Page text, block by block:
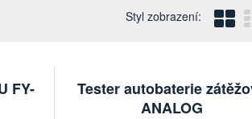
Styl zobrazení:
FY-
Tester autobaterie
ANALOG